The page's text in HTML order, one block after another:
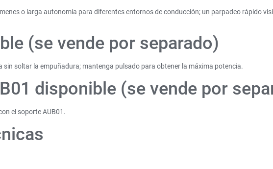
o larga autonomía para diferentes entornos de conducción; un parpadeo rápido
(se vende por separado)
sin soltar la empuñadura; mantenga pulsado para obtener la máxima potencia.
disponible (se vende por
el soporte AUB01.